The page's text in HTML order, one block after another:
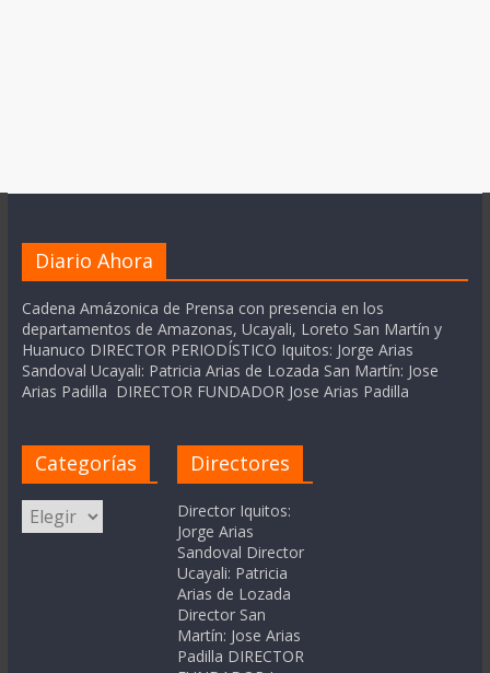
Diario Ahora
Cadena Amázonica de Prensa con presencia en los
departamentos de Amazonas, Ucayali, Loreto San Martín y
Huanuco DIRECTOR PERIODÍSTICO Iquitos: Jorge Arias
Sandoval Ucayali: Patricia Arias de Lozada San Martín: Jose
Arias Padilla DIRECTOR FUNDADOR Jose Arias Padilla
Categorías
Categorías
Directores
Director Iquitos:
Jorge Arias
Sandoval Director
Ucayali: Patricia
Arias de Lozada
Director San
Martín: Jose Arias
Padilla DIRECTOR